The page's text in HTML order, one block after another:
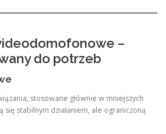
–
do potrzeb
stosowane głównie w mniejszych
się stabilnym działaniem, ale ograniczoną